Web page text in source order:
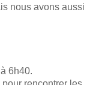
nous avons aussi
6h40.